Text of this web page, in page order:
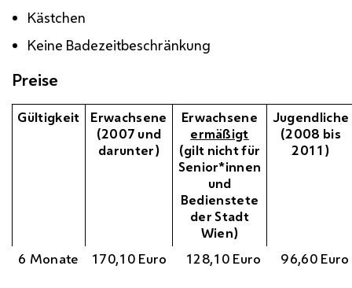
Kästchen
Keine Badezeitbeschränkung
Preise
Gültigkeit
Erwachsene
(2007 und
darunter)
Erwachsene
ermäßigt
(gilt nicht für
Senior*innen
und
Bedienstete
der Stadt
Wien)
Jugendliche
(2008 bis
2011)
6 Monate 170,10 Euro 128,10 Euro 96,60 Euro